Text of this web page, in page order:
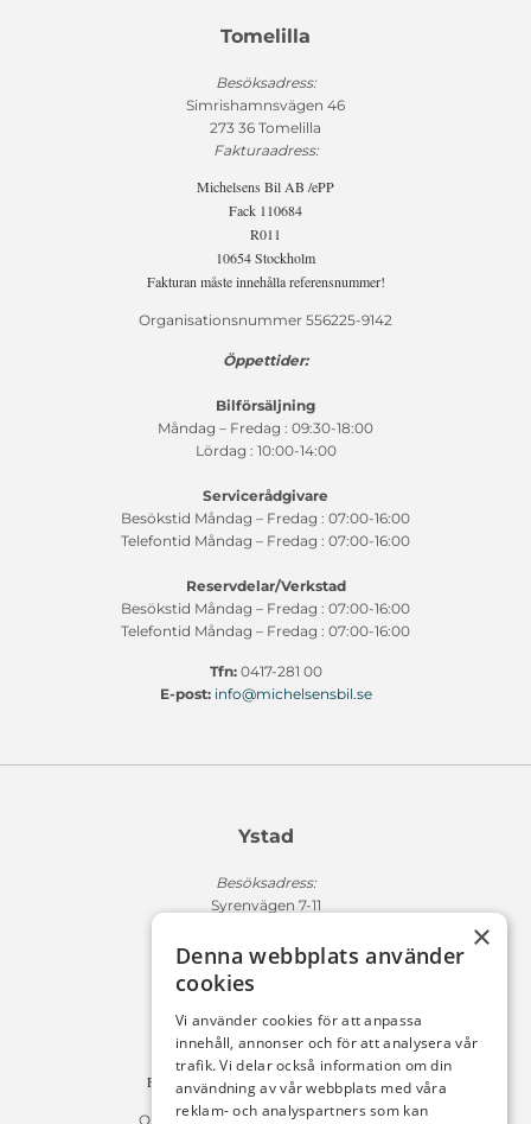
Tomelilla
Besöksadress:
Simrishamnsvägen 46
273 36 Tomelilla
Fakturaadress:
Michelsens Bil AB /ePP
Fack 110684
R011
10654 Stockholm
Fakturan måste innehålla referensnummer!
Organisationsnummer 556225-9142
Öppettider:
Bilförsäljning
Måndag – Fredag : 09:30-18:00
Lördag : 10:00-14:00
Servicerådgivare
Besökstid Måndag – Fredag : 07:00-16:00
Telefontid Måndag – Fredag : 07:00-16:00
Reservdelar/Verkstad
Besökstid Måndag – Fredag : 07:00-16:00
Telefontid Måndag – Fredag : 07:00-16:00
Tfn:0417-281 00
E-post: info@michelsensbil.se
Ystad
Besöksadress:
Syrenvägen 7-11
Fakturaadress:
Michelsens Bil AB /ePP
10654 Stockholm
Fakturan måste innehålla referensnummer!
Organisationsnummer 556225-9142
×
Denna webbplats använder
cookies
Vi använder cookies för att anpassa
innehåll, annonser och för att analysera vår
trafik. Vi delar också information om din
användning av vår webbplats med våra
reklam- och analyspartners som kan